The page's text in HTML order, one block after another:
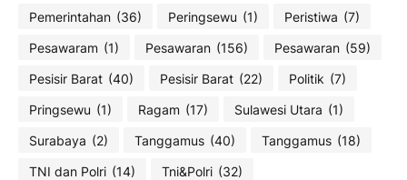
Pemerintahan (36) Peringsewu (1) Peristiwa (7)
Pesawaram (1) Pesawaran (156) Pesawaran (59)
Pesisir Barat (40) Pesisir Barat (22) Politik (7)
Pringsewu (1) Ragam (17) Sulawesi Utara (1)
Surabaya (2) Tanggamus (40) Tanggamus (18)
TNI dan Polri (14) Tni&Polri (32)